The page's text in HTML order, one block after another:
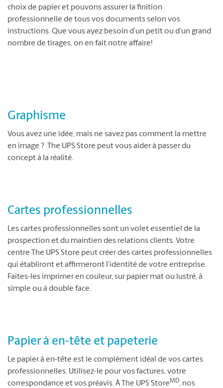
choix de papier et pouvons assurer la finition
professionnelle de tous vos documents selon vos
instructions. Que vous ayez besoin d’un petit ou d’un grand
nombre de tirages, on en fait notre affaire!
Graphisme
Vous avez une idée, mais ne savez pas comment la mettre
en image ? The UPS Store peut vous aider à passer du
concept à la réalité.
Cartes professionnelles
Les cartes professionnelles sont un volet essentiel de la
prospection et du maintien des relations clients. Votre
centre The UPS Store peut créer des cartes professionnelles
qui établiront et affirmeront l’identité de votre entreprise.
Faites-les imprimer en couleur, sur papier mat ou lustré, à
simple ou à double face.
Papier à en-tête et papeterie
Le papier à en-tête est le complément idéal de vos cartes
professionnelles. Utilisez-le pour vos factures, votre
correspondance et vos préavis. À The UPS StoreMD, nos